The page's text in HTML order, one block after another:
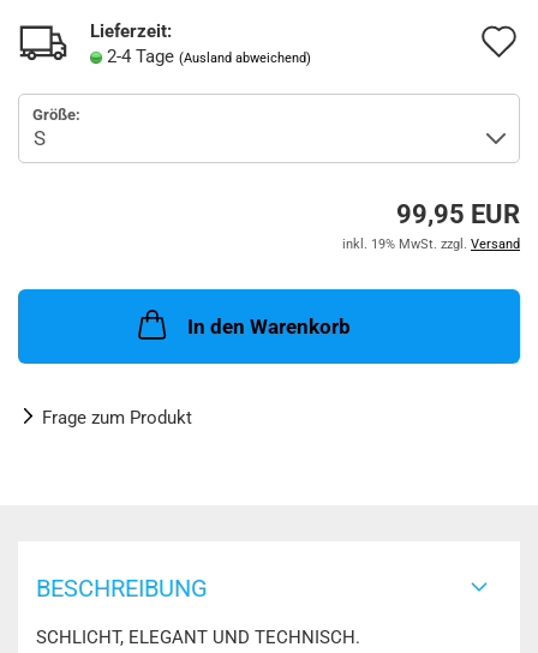
Lieferzeit:
2-4 Tage (Ausland abweichend)
Größe:
99,95 EUR
inkl. 19% MwSt. zzgl. Versand
In den Warenkorb
Frage zum Produkt
BESCHREIBUNG
SCHLICHT, ELEGANT UND TECHNISCH.